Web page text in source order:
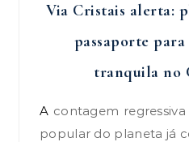
Via Cristais alerta:
passaporte
tranquila no
A contagem regressiva para a maior festa
popular do planeta já